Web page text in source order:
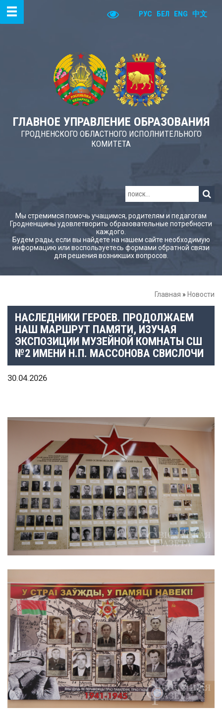
РУС БЕЛ ENG 中文
ГЛАВНОЕ УПРАВЛЕНИЕ ОБРАЗОВАНИЯ
ГРОДНЕНСКОГО ОБЛАСТНОГО ИСПОЛНИТЕЛЬНОГО
КОМИТЕТА
Мы стремимся помочь учащимся, родителям и педагогам
Гродненщины удовлетворить образовательные потребности
каждого.
Будем рады, если вы найдете на нашем сайте необходимую
информацию или воспользуетесь формами обратной связи
для решения возникших вопросов.
Главная » Новости
НАСЛЕДНИКИ ГЕРОЕВ. ПРОДОЛЖАЕМ
НАШ МАРШРУТ ПАМЯТИ, ИЗУЧАЯ
ЭКСПОЗИЦИИ МУЗЕЙНОЙ КОМНАТЫ СШ
№2 ИМЕНИ Н.П. МАССОНОВА СВИСЛОЧИ
30.04.2026